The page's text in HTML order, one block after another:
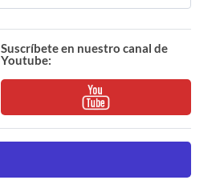
Suscríbete en nuestro canal de
Youtube: